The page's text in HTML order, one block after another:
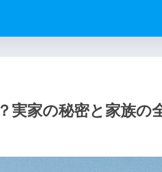
実家の秘密と家族の